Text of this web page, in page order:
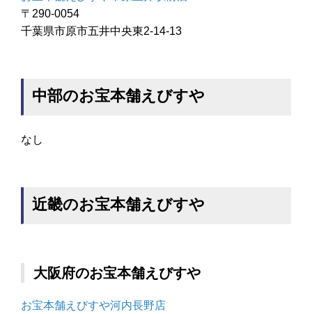
〒290-0054
千葉県市原市五井中央東2-14-13
中部のお宝本舗えびすや
なし
近畿のお宝本舗えびすや
大阪府のお宝本舗えびすや
お宝本舗えびすや河内長野店